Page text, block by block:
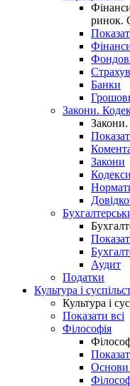
ринок.
Банки
Закони.
Закони
Кодекси
Аудит
Податки
Культура і
Культура і
Показати всі
Філософія
Основи